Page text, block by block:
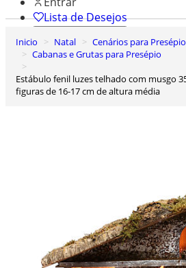
Lista de Desejos
Carrinho de Compras
Inicio Natal
Cenários para Presépio
Cabanas e Grutas para Presépio
Estábulo fenil luzes telhado com musgo 35x60x40 cm para presépio com
figuras de 16-17 cm de altura média